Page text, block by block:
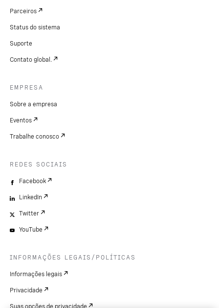
Parceiros
Status do sistema
Suporte
Contato global.
EMPRESA
Sobre a empresa
Eventos
Trabalhe conosco
REDES SOCIAIS
Facebook
LinkedIn
Twitter
YouTube
INFORMAÇÕES LEGAIS/POLÍTICAS
Informações legais
Privacidade
Suas opções de privacidade